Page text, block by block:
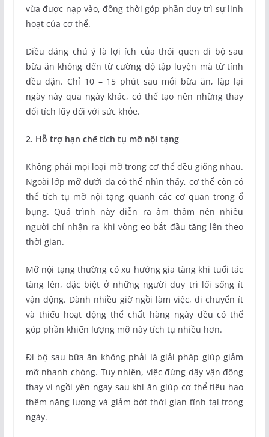
vừa được nạp vào, đồng thời góp phần duy trì sự linh
hoạt của cơ thể.
Điều đáng chú ý là lợi ích của thói quen đi bộ sau
bữa ăn không đến từ cường độ tập luyện mà từ tính
đều đặn. Chỉ 10 – 15 phút sau mỗi bữa ăn, lặp lại
ngày này qua ngày khác, có thể tạo nên những thay
đổi tích lũy đối với sức khỏe.
2. Hỗ trợ hạn chế tích tụ mỡ nội tạng
Không phải mọi loại mỡ trong cơ thể đều giống nhau.
Ngoài lớp mỡ dưới da có thể nhìn thấy, cơ thể còn có
thể tích tụ mỡ nội tạng quanh các cơ quan trong ổ
bụng. Quá trình này diễn ra âm thầm nên nhiều
người chỉ nhận ra khi vòng eo bắt đầu tăng lên theo
thời gian.
Mỡ nội tạng thường có xu hướng gia tăng khi tuổi tác
tăng lên, đặc biệt ở những người duy trì lối sống ít
vận động. Dành nhiều giờ ngồi làm việc, di chuyển ít
và thiếu hoạt động thể chất hàng ngày đều có thể
góp phần khiến lượng mỡ này tích tụ nhiều hơn.
Đi bộ sau bữa ăn không phải là giải pháp giúp giảm
mỡ nhanh chóng. Tuy nhiên, việc đứng dậy vận động
thay vì ngồi yên ngay sau khi ăn giúp cơ thể tiêu hao
thêm năng lượng và giảm bớt thời gian tĩnh tại trong
ngày.